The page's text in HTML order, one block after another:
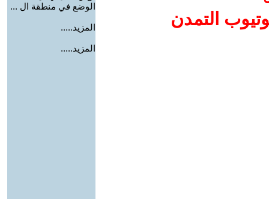
التمدن
الوضع في منطقة ال ...
المزيد.....
المزيد.....